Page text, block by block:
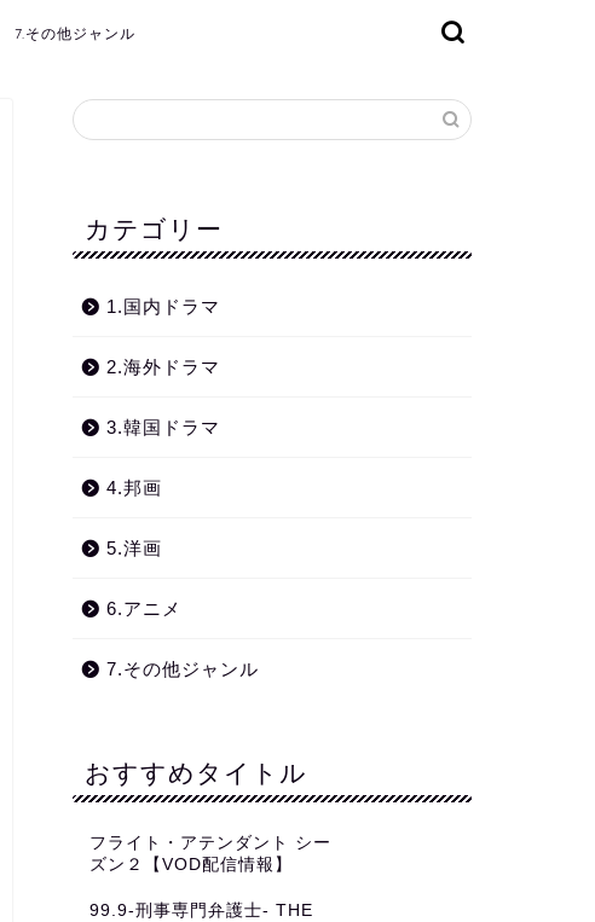
7.その他ジャンル
カテゴリー
1.国内ドラマ
2.海外ドラマ
3.韓国ドラマ
4.邦画
5.洋画
6.アニメ
7.その他ジャンル
おすすめタイトル
フライト・アテンダント シー
ズン２【VOD配信情報】
99.9-刑事専門弁護士- THE